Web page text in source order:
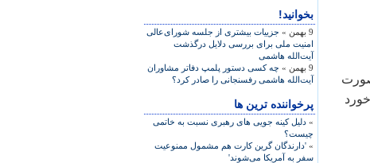
بخوانید!
9 بهمن »
جزییات بیشتری از جلسه شورای‌عالی
امنیت ملی برای بررسی دلایل درگذشت
آیت‌الله هاشمی
9 بهمن »
چه کسی دستور پلمپ دفاتر مشاوران
آیت‌الله هاشمی رفسنجانی را صادر کرد؟
پرخواننده ترین ها
» دلیل کینه جویی های رهبری نسبت به خاتمی
چیست؟
» 'دارندگان گرین کارت هم مشمول ممنوعیت
سفر به آمریکا می‌شوند'
صورت